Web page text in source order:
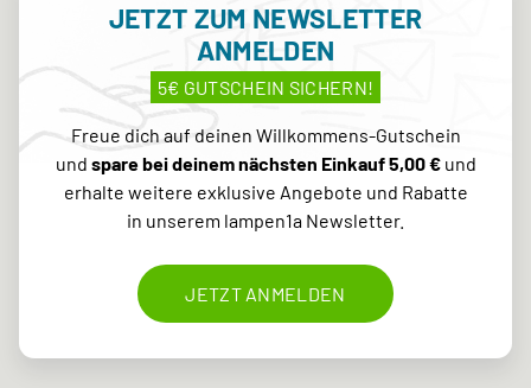
JETZT ZUM NEWSLETTER
ANMELDEN
5€ GUTSCHEIN SICHERN!
Freue dich auf deinen Willkommens-Gutschein
und spare bei deinem nächsten Einkauf 5,00 €und
erhalte weitere exklusive Angebote und Rabatte
in unserem lampen1a Newsletter.
JETZT ANMELDEN